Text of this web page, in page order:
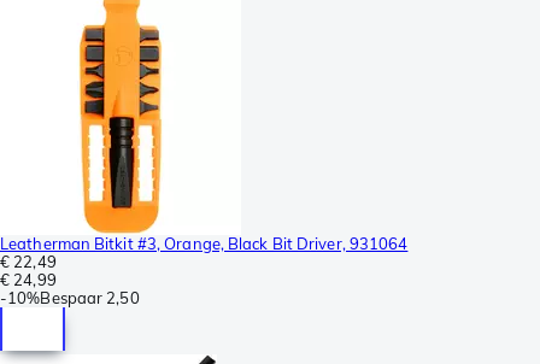
Leatherman Bitkit #3, Orange, Black Bit Driver, 931064
€ 22,49
€ 24,99
-10%Bespaar 2,50